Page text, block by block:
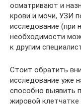
осматривают и
крови и мочи, УЗИ
исследование (при
необходимости
к другим
Стоит обратить
исследование уже
способно выявить
жировой